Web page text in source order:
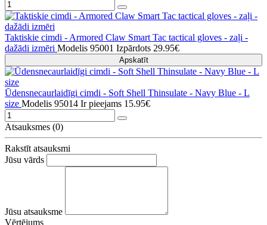
Taktiskie cimdi - Armored Claw Smart Tac tactical gloves - zaļi -
dažādi izmēri Modelis 95001 Izpārdots 29.95€
Apskatīt
Ūdensnecaurlaidīgi cimdi - Soft Shell Thinsulate - Navy Blue - L
size Modelis 95014 Ir pieejams 15.95€
Atsauksmes (0)
Rakstīt atsauksmi
Jūsu vārds
Jūsu atsauksme
Vērtējums